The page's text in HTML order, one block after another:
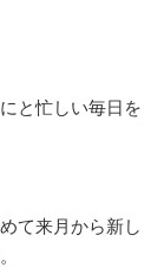
と忙しい毎日を
て来月から新し